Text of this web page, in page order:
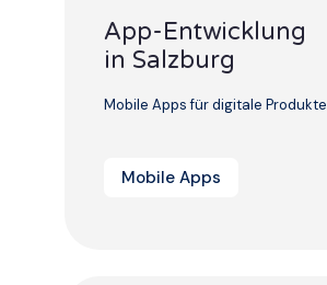
App-Entwicklung
in Salzburg
Mobile Apps für digitale Produkte
Mobile Apps